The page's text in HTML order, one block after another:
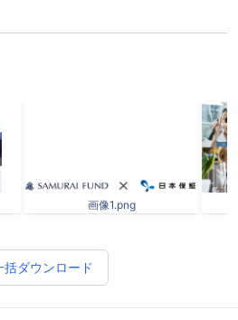
画像1.png
括ダウンロード